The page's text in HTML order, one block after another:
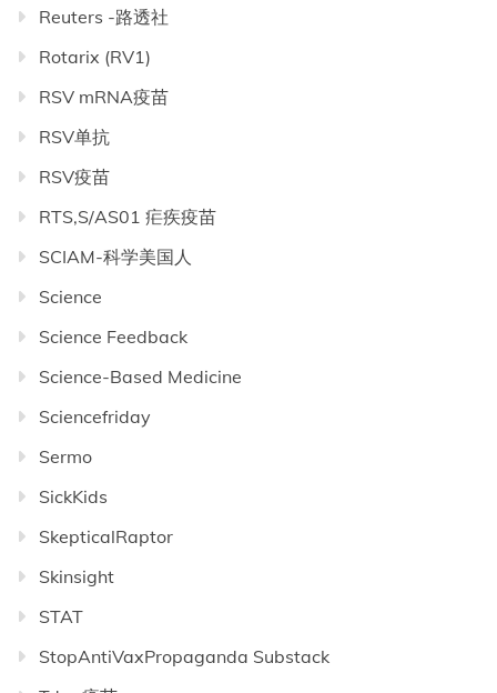
Reuters -路透社
Rotarix (RV1)
RSV mRNA疫苗
RSV单抗
RSV疫苗
RTS,S/AS01 疟疾疫苗
SCIAM-科学美国人
Science
Science Feedback
Science-Based Medicine
Sciencefriday
Sermo
SickKids
SkepticalRaptor
Skinsight
STAT
StopAntiVaxPropaganda Substack